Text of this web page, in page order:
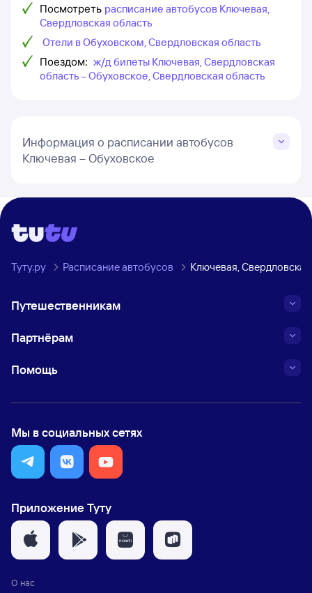
Посмотреть расписание автобусов Ключевая,
Свердловская область
Отели в Обуховском, Свердловская область
Поездом: ж/д билеты Ключевая, Свердловская
область – Обуховское, Свердловская область
Информация о расписании автобусов
Ключевая – Обуховское
Туту.ру Расписание автобусов Ключевая,
Путешественникам
Партнёрам
Помощь
Мы в социальных сетях
Приложение Туту
О нас